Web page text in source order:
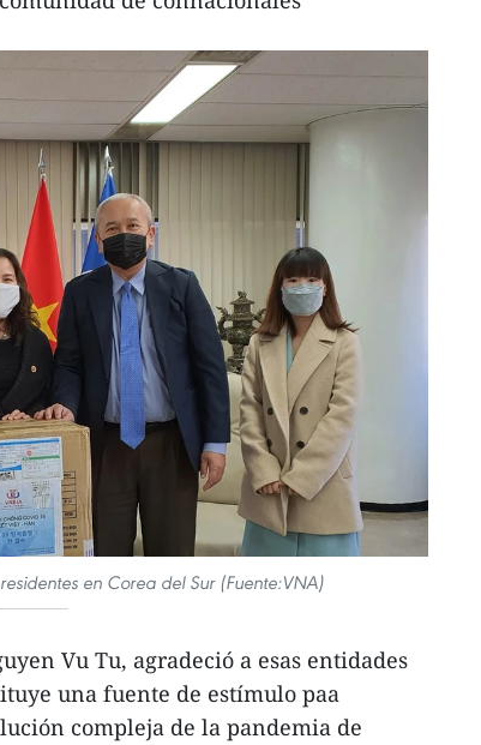
en Corea del Sur (Fuente:VNA)
Vu Tu, agradeció a esas entidades
una fuente de estímulo paa
compleja de la pandemia de